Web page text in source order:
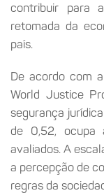
contribuir para
retomada da
país.
De acordo com
World Justice
segurança
de 0,52, ocupa
avaliados. A
a percepção de
regras da